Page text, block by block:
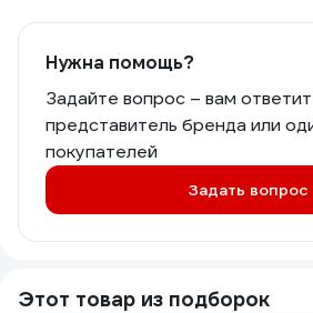
Нужна помощь?
Задайте вопрос – вам
представитель бренда или
покупателей
Задать вопрос
Этот товар из подборок